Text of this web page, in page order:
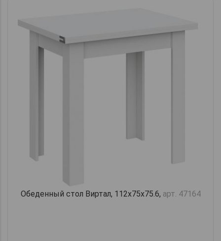
Обеденный стол Виртал, 112х75х75.6, арт. 47164